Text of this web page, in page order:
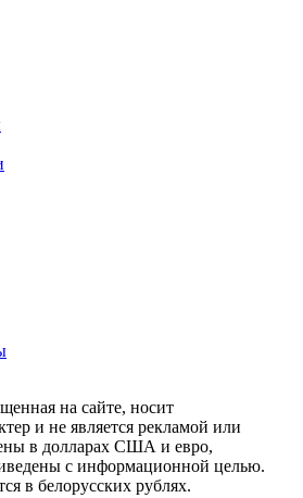
на сайте, носит
и не является рекламой или
в долларах США и евро,
с информационной целью.
в белорусских рублях.